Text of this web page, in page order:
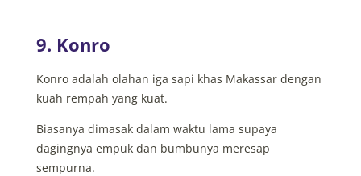
9. Konro
Konro adalah olahan iga sapi khas Makassar dengan
kuah rempah yang kuat.
Biasanya dimasak dalam waktu lama supaya
dagingnya empuk dan bumbunya meresap
sempurna.